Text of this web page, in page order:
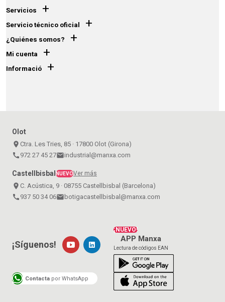
Servicios +
Servicio técnico oficial +
¿Quiénes somos? +
Mi cuenta +
Informació +
Olot
place Ctra. Les Tries, 85 · 17800 Olot (Girona)
call 972 27 45 27emailindustrial@manxa.com
CastellbisbalNUEVOVer más
place C. Acústica, 9 · 08755 Castellbisbal (Barcelona)
call 937 50 34 06emailbotigacastellbisbal@manxa.com
¡NUEVO!
APP Manxa
Lectura de códigos EAN
¡Síguenos!
Contacta por WhatsApp